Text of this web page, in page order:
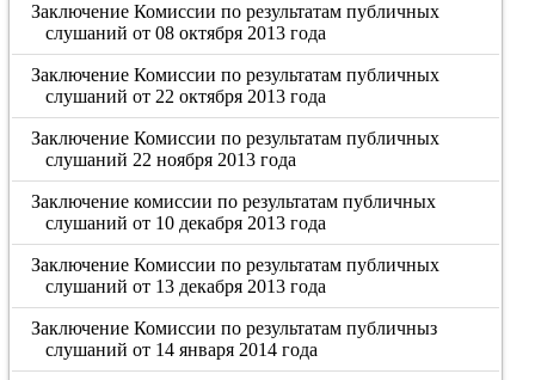
Заключение Комиссии по результатам публичных
слушаний от 08 октября 2013 года
Заключение Комиссии по результатам публичных
слушаний от 22 октября 2013 года
Заключение Комиссии по результатам публичных
слушаний 22 ноября 2013 года
Заключение комиссии по результатам публичных
слушаний от 10 декабря 2013 года
Заключение Комиссии по результатам публичных
слушаний от 13 декабря 2013 года
Заключение Комиссии по результатам публичныз
слушаний от 14 января 2014 года